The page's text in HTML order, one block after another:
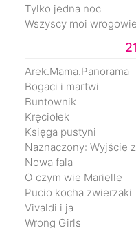
Tylko jedna noc
Wszyscy moi wrogowie
Arek.Mama.Panorama
Bogaci i martwi
Buntownik
Kręciołek
Księga pustyni
Naznaczony: Wyjście
Nowa fala
O czym wie Marielle
Pucio kocha zwierzaki
Vivaldi i ja
Wrong Girls